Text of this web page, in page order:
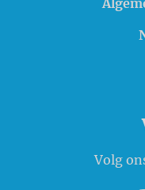
Volg